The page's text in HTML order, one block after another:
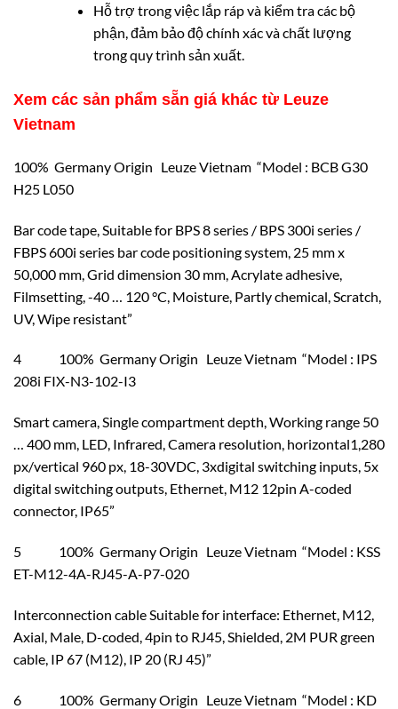
Hỗ trợ trong việc lắp ráp và kiểm tra các bộ
phận, đảm bảo độ chính xác và chất lượng
trong quy trình sản xuất.
Xem các sản phẩm sẵn giá khác từ Leuze
Vietnam
100% Germany Origin Leuze Vietnam “Model : BCB G30
H25 L050
Bar code tape, Suitable for BPS 8 series / BPS 300i series /
FBPS 600i series bar code positioning system, 25 mm x
50,000 mm, Grid dimension 30 mm, Acrylate adhesive,
Filmsetting, -40 … 120 °C, Moisture, Partly chemical, Scratch,
UV, Wipe resistant”
4 100% Germany Origin Leuze Vietnam “Model : IPS
208i FIX-N3-102-I3
Smart camera, Single compartment depth, Working range 50
… 400 mm, LED, Infrared, Camera resolution, horizontal1,280
px/vertical 960 px, 18-30VDC, 3xdigital switching inputs, 5x
digital switching outputs, Ethernet, M12 12pin A-coded
connector, IP65”
5 100% Germany Origin Leuze Vietnam “Model : KSS
ET-M12-4A-RJ45-A-P7-020
Interconnection cable Suitable for interface: Ethernet, M12,
Axial, Male, D-coded, 4pin to RJ45, Shielded, 2M PUR green
cable, IP 67 (M12), IP 20 (RJ 45)”
6 100% Germany Origin Leuze Vietnam “Model : KD